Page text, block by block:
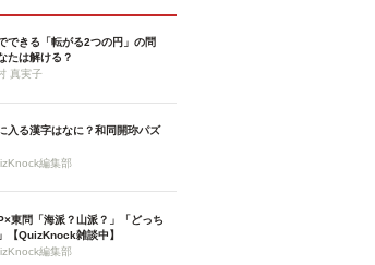
できる「転がる2つの円」の問
たは解ける？
真実子
入る漢字はなに？和同開珎パズ
編集部
東問「海派？山派？」「どっち
【QuizKnock雑談中】
編集部